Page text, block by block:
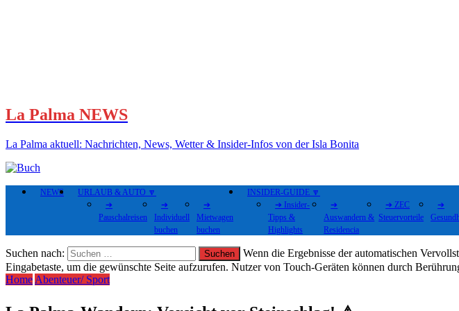
La Palma NEWS
La Palma aktuell: Nachrichten, News, Wetter & Insider-Infos von der Isla Bonita
NEWS
URLAUB & AUTO 🔽
➔
Pauschalreisen
➔
Individuell
buchen
➔
Mietwagen
buchen
INSIDER-GUIDE 🔽
➔ Insider-
Tipps &
Highlights
➔
Auswandern &
Residencia
➔ ZEC
Steuervorteile
➔
Suchen nach:
Wenn die Ergebnisse der automatischen
Eingabetaste, um die gewünschte Seite aufzurufen. Nutzer von Touch-Geräten können durch
Home Abenteuer/ Sport